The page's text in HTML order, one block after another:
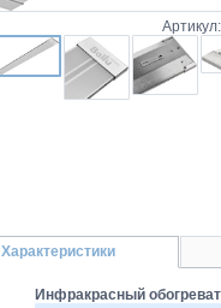
Характеристики
Инфракрасный